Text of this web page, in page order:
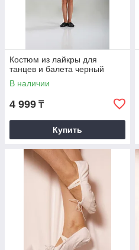
Костюм из лайкры для
танцев и балета черный
В наличии
4 999 ₸
Купить